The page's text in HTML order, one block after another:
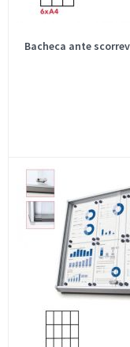
Bacheca ante